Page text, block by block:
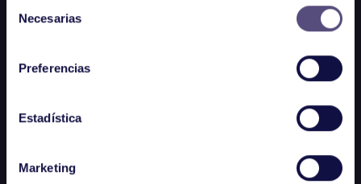
Necesarias
Preferencias
Estadística
Marketing